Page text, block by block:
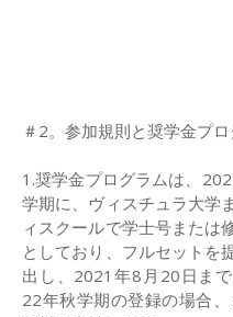
＃2。参加規則と奨学金プ
1.奨学金プログラムは、
学期に、ヴィスチュラ大学
ィスクールで学士号または
としており、フルセットを
出し、2021年8月20日ま
22年秋学期の登録の場合